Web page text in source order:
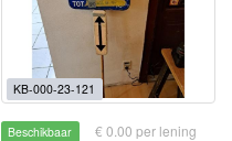
KB-000-23-121
Beschikbaar € 0.00 per lening